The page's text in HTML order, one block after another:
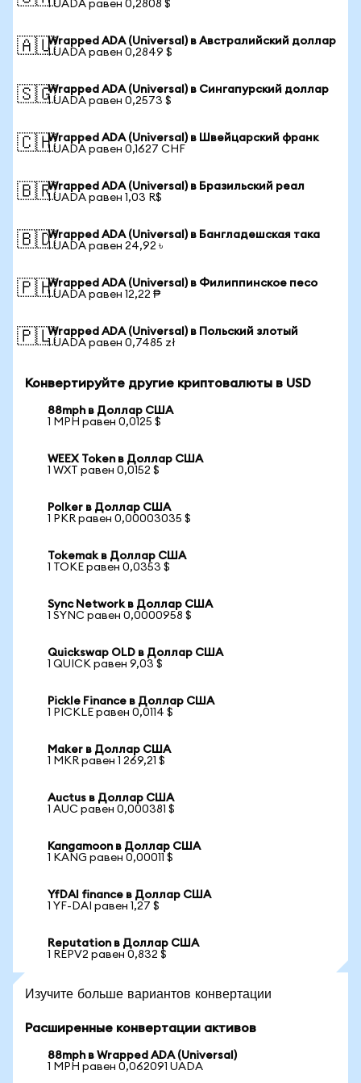
1 UADA равен 0,2808 $
🇦🇺Wrapped ADA (Universal) в Австралийский доллар
1 UADA равен 0,2849 $
🇸🇬Wrapped ADA (Universal) в Сингапурский доллар
1 UADA равен 0,2573 $
🇨🇭Wrapped ADA (Universal) в Швейцарский франк
1 UADA равен 0,1627 CHF
🇧🇷Wrapped ADA (Universal) в Бразильский реал
1 UADA равен 1,03 R$
🇧🇩Wrapped ADA (Universal) в Бангладешская така
1 UADA равен 24,92 ৳
🇵🇭Wrapped ADA (Universal) в Филиппинское песо
1 UADA равен 12,22 ₱
🇵🇱Wrapped ADA (Universal) в Польский злотый
1 UADA равен 0,7485 zł
Конвертируйте другие криптовалюты в USD
88mph в Доллар США
1 MPH равен 0,0125 $
WEEX Token в Доллар США
1 WXT равен 0,0152 $
Polker в Доллар США
1 PKR равен 0,00003035 $
Tokemak в Доллар США
1 TOKE равен 0,0353 $
Sync Network в Доллар США
1 SYNC равен 0,0000958 $
Quickswap OLD в Доллар США
1 QUICK равен 9,03 $
Pickle Finance в Доллар США
1 PICKLE равен 0,0114 $
Maker в Доллар США
1 MKR равен 1 269,21 $
Auctus в Доллар США
1 AUC равен 0,000381 $
Kangamoon в Доллар США
1 KANG равен 0,00011 $
YfDAI finance в Доллар США
1 YF-DAI равен 1,27 $
Reputation в Доллар США
1 REPV2 равен 0,832 $
Изучите больше вариантов конвертации
Расширенные конвертации активов
88mph в Wrapped ADA (Universal)
1 MPH равен 0,062091 UADA